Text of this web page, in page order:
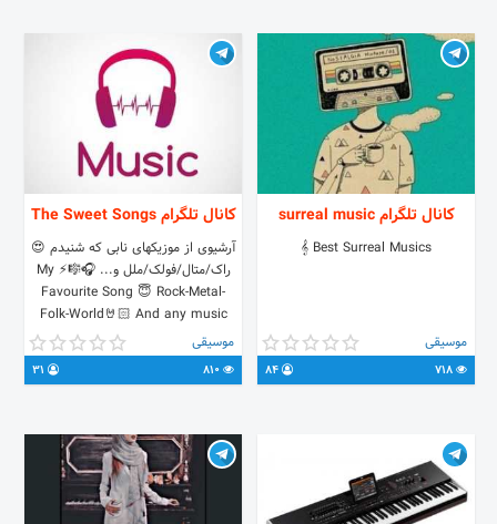
کانال تلگرام surreal music
𝄞 Best Surreal Musics
موسیقی
کانال تلگرام The Sweet Songs
آرشیوی از موزیکهای نابی که شنیدم 😍
راک/متال/فولک/ملل و... 🎧🎼⚡️ My
Favourite Song 😇 Rock-Metal-
Folk-World🤘🏻 And any music
that is sweet 😋 حرفی یا موردی بود
در خدمتیم @Mobo5 ⚡️😉🤘🏻
موسیقی